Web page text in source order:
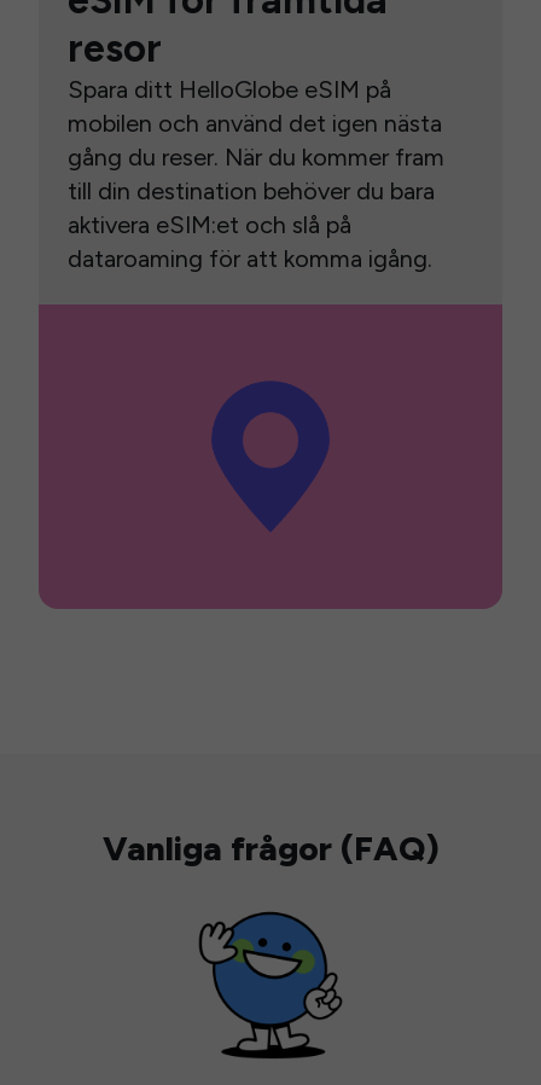
resor
Spara ditt HelloGlobe eSIM på
mobilen och använd det igen nästa
gång du reser. När du kommer fram
till din destination behöver du bara
aktivera eSIM:et och slå på
dataroaming för att komma igång.
Vanliga frågor (FAQ)